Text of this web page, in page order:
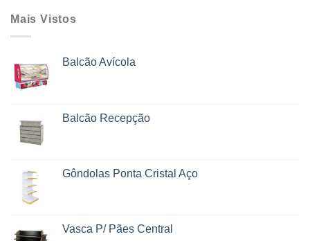
Mais Vistos
Balcão Avícola
Balcão Recepção
Gôndolas Ponta Cristal Aço
Vasca P/ Pães Central